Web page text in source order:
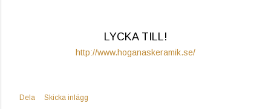
LYCKA TILL!
http://www.hoganaskeramik.se/
Dela
Skicka inlägg